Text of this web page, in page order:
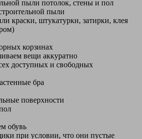
пыли потолок, стены и пол
пыли
краски, штукатурки, затирки, клея
корзинах
вещи аккуратно
доступных и свободных
бра
поверхности
обувь
при условии, что они пустые